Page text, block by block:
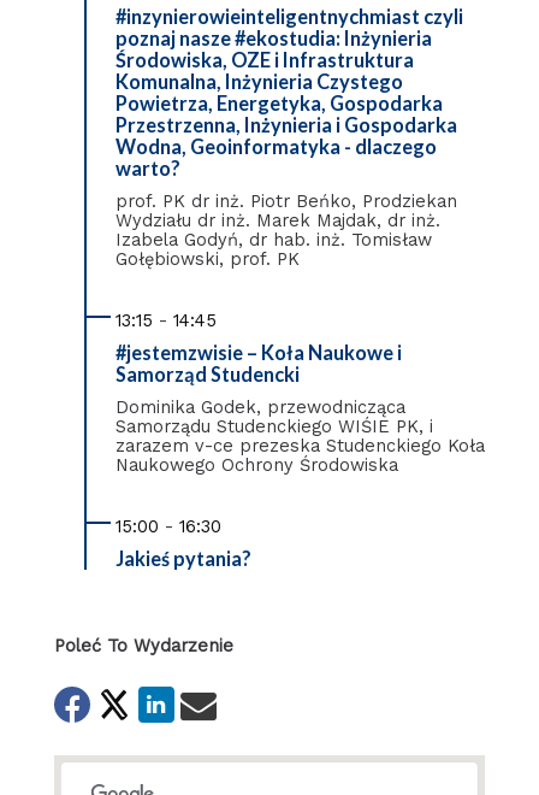
#inzynierowieinteligentnychmiast czyli
poznaj nasze #ekostudia: Inżynieria
Środowiska, OZE i Infrastruktura
Komunalna, Inżynieria Czystego
Powietrza, Energetyka, Gospodarka
Przestrzenna, Inżynieria i Gospodarka
Wodna, Geoinformatyka - dlaczego
warto?
prof. PK dr inż. Piotr Beńko, Prodziekan
Wydziału dr inż. Marek Majdak, dr inż.
Izabela Godyń, dr hab. inż. Tomisław
Gołębiowski, prof. PK
13:15 - 14:45
#jestemzwisie – Koła Naukowe i
Samorząd Studencki
Dominika Godek, przewodnicząca
Samorządu Studenckiego WIŚIE PK, i
zarazem v-ce prezeska Studenckiego Koła
Naukowego Ochrony Środowiska
15:00 - 16:30
Jakieś pytania?
Poleć To Wydarzenie